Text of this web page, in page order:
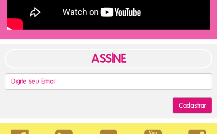
ASSINE
Cadastrar